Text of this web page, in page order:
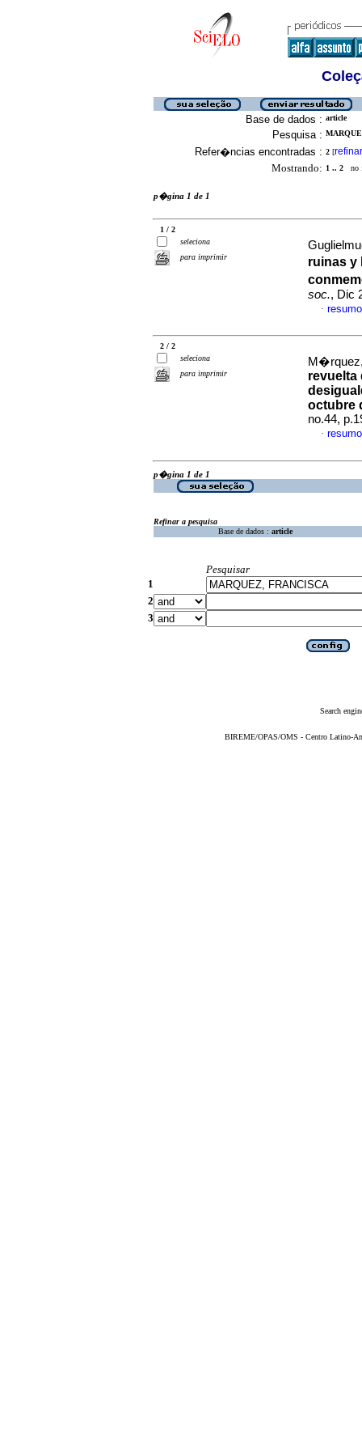
Base de dados : article
Pesquisa :
Refer�ncias encontradas : 2 [refinar
Mostrando: 1 .. 2 no
p�gina 1 de 1
1 / 2
seleciona
para imprimir
ruinas y
soc., Dic
·
2 / 2
seleciona
para imprimir
revuelta
octubre
no.44,
·
p�gina 1 de 1
Refinar a pesquisa
Base de dados : article
Pesquisar
1
2
3
Search
BIREME/OPAS/OMS - Centro Latino-